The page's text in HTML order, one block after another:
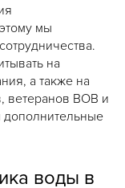
мы
на
а также на
ветеранов ВОВ и
дополнительные
воды в